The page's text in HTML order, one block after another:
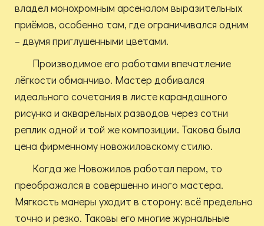
владел монохромным арсеналом выразительных
приёмов, особенно там, где ограничивался одним
– двумя приглушенными цветами.
Производимое его работами впечатление
лёгкости обманчиво. Мастер добивался
идеального сочетания в листе карандашного
рисунка и акварельных разводов через сотни
реплик одной и той же композиции. Такова была
цена фирменному новожиловскому стилю.
Когда же Новожилов работал пером, то
преображался в совершенно иного мастера.
Мягкость манеры уходит в сторону: всё предельно
точно и резко. Таковы его многие журнальные